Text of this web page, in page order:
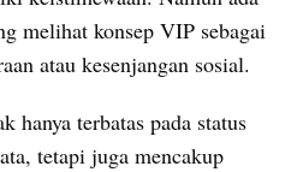
melihat konsep VIP sebagai
atau kesenjangan sosial.
hanya terbatas pada status
tetapi juga mencakup